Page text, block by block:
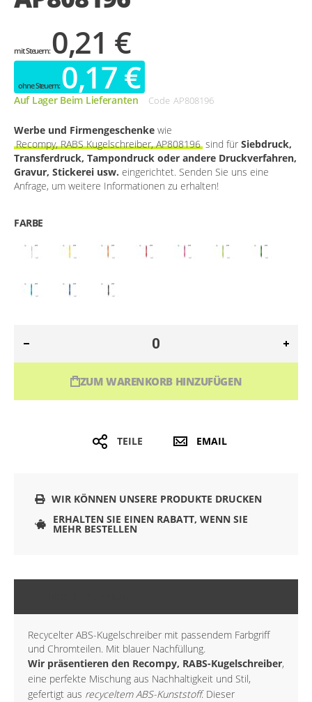
0,21 €
0,17 €
Auf Lager Beim Lieferanten Code AP808196
Werbe und Firmengeschenke wie
Recompy, RABS Kugelschreiber, AP808196 sind für Siebdruck,
Transferdruck, Tampondruck oder andere Druckverfahren,
Gravur, Stickerei usw. eingerichtet. Senden Sie uns eine
Anfrage, um weitere Informationen zu erhalten!
FARBE
ZUM WARENKORB HINZUFÜGEN
TEILE EMAIL
WIR KÖNNEN UNSERE PRODUKTE DRUCKEN
ERHALTEN SIE EINEN RABATT, WENN SIE
MEHR BESTELLEN
Recycelter ABS-Kugelschreiber mit passendem Farbgriff
und Chromteilen. Mit blauer Nachfüllung.
Wir präsentieren den Recompy, RABS-Kugelschreiber,
eine perfekte Mischung aus Nachhaltigkeit und Stil,
gefertigt aus recyceltem ABS-Kunststoff. Dieser